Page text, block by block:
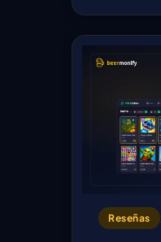
Reseñas